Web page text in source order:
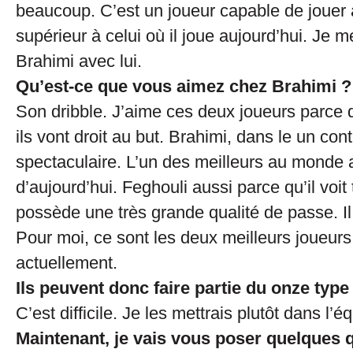
beaucoup. C’est un joueur capable de jouer
supérieur à celui où il joue aujourd’hui. Je
Brahimi avec lui.
Qu’est-ce que vous aimez chez Brahimi ?
Son dribble. J’aime ces deux joueurs parce
ils vont droit au but. Brahimi, dans le un
spectaculaire. L’un des meilleurs au monde
d’aujourd’hui. Feghouli aussi parce qu’il
possède une très grande qualité de passe.
Pour moi, ce sont les deux meilleurs
actuellement.
Ils peuvent donc faire partie du onze type
C’est difficile. Je les mettrais plutôt dans
Maintenant, je vais vous poser quelques